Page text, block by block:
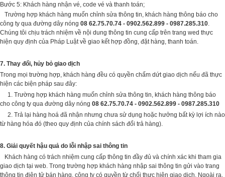
Bước 5: Khách hàng nhận vé, code vé và thanh toán;
Trường hợp khách hàng muốn chỉnh sửa thông tin, khách hàng thông báo cho
công ty qua đường dây nóng 08 62.75.70.74 - 0902.562.899 - 0987.285.310.
Chúng tôi chịu trách nhiệm về nội dung thông tin cung cấp trên trang wed thực
hiện quy định của Pháp Luật về giao kết hợp đồng, đặt hàng, thanh toán.
7. Thay đổi, hủy bỏ giao dịch
Trong mọi trường hợp, khách hàng đều có quyền chấm dứt giao dịch nếu đã thực
hiện các biện pháp sau đây:
1. Trường hợp khách hàng muốn chỉnh sửa thông tin, khách hàng thông báo
cho công ty qua đường dây nóng 08 62.75.70.74 - 0902.562.899 - 0987.285.310
2. Trả lại hàng hoá đã nhận nhưng chưa sử dụng hoặc hưởng bất kỳ lợi ích nào
từ hàng hóa đó (theo quy định của chính sách đổi trả hàng).
8. Giải quyết hậu quả do lỗi nhập sai thông tin
Khách hàng có trách nhiệm cung cấp thông tin đầy đủ và chính xác khi tham gia
giao dịch tại web. Trong trường hợp khách hàng nhập sai thông tin gửi vào trang
thông tin điện tử bán hàng, công ty có quyền từ chối thực hiện giao dịch. Ngoài ra,